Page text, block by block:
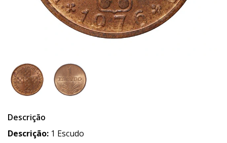
Descrição
Descrição: 1 Escudo